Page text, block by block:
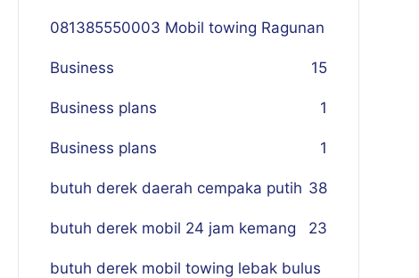
081385550003 Mobil towing Ragunan
5
Business 1
Business plans 1
Business plans 1
butuh derek daerah cempaka putih 38
butuh derek mobil 24 jam kemang 23
butuh derek mobil towing lebak bulus